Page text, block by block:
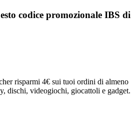
codice promozionale IBS di
risparmi 4€ sui tuoi ordini di almeno
dischi, videogiochi, giocattoli e gadget.